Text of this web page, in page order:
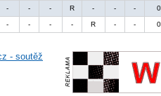
- - - R - - - 0
- - - - R - - 0